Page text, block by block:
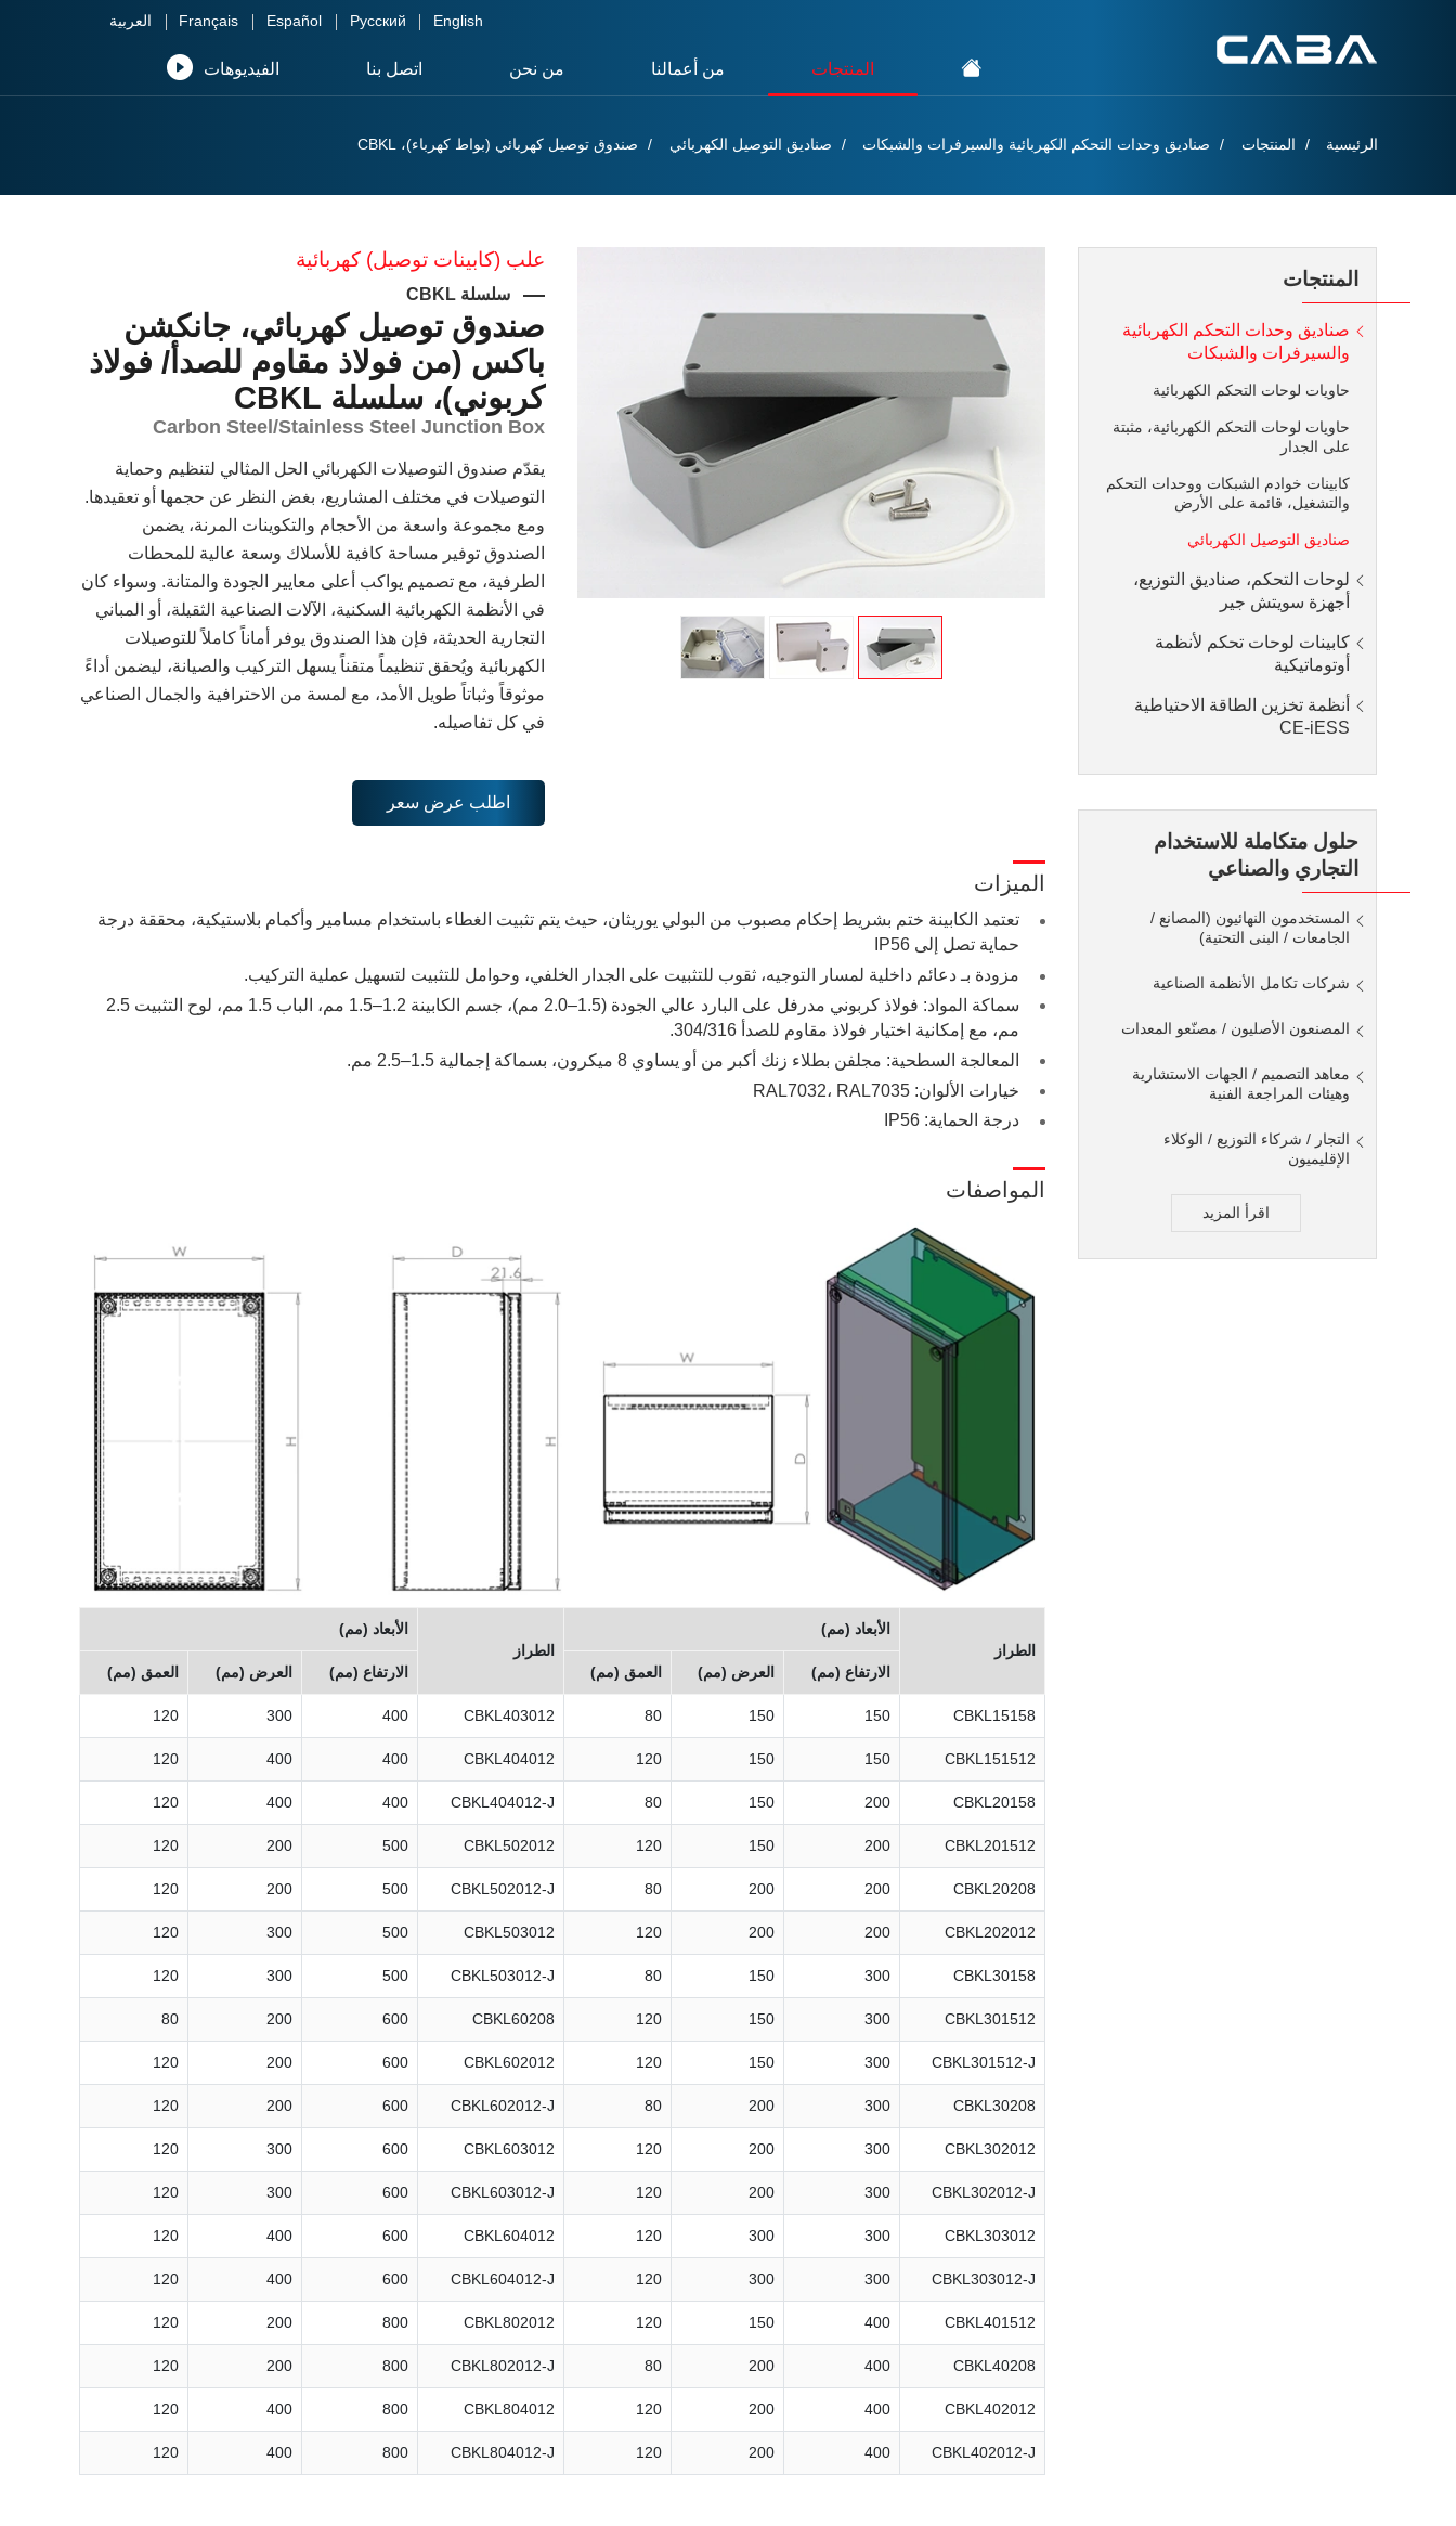
English
Русский
Español
Français العربية
المنتجات من أعمالنا من نحن اتصل بنا الفيديوهات
الرئيسية المنتجات صناديق وحدات التحكم الكهربائية والسيرفرات والشبكات صناديق التوصيل الكهربائي صندوق توصيل كهربائي (بواط كهرباء)، CBKL
علب (كابينات توصيل) كهربائية
سلسلة CBKL
صندوق توصيل كهربائي، جانكشن
باكس (من فولاذ مقاوم للصدأ/ فولاذ
كربوني)، سلسلة CBKL
Carbon Steel/Stainless Steel Junction Box
يقدّم صندوق التوصيلات الكهربائي الحل المثالي لتنظيم وحماية
التوصيلات في مختلف المشاريع، بغض النظر عن حجمها أو تعقيدها.
ومع مجموعة واسعة من الأحجام والتكوينات المرنة، يضمن
الصندوق توفير مساحة كافية للأسلاك وسعة عالية للمحطات
الطرفية، مع تصميم يواكب أعلى معايير الجودة والمتانة. وسواء كان
في الأنظمة الكهربائية السكنية، الآلات الصناعية الثقيلة، أو المباني
التجارية الحديثة، فإن هذا الصندوق يوفر أماناً كاملاً للتوصيلات
الكهربائية ويُحقق تنظيماً متقناً يسهل التركيب والصيانة، ليضمن أداءً
موثوقاً وثباتاً طويل الأمد، مع لمسة من الاحترافية والجمال الصناعي
في كل تفاصيله.
اطلب عرض سعر
الميزات
تعتمد الكابينة ختم بشريط إحكام مصبوب من البولي يوريثان، حيث يتم تثبيت الغطاء باستخدام مسامير وأكمام بلاستيكية، محققة درجة
حماية تصل إلى IP56
مزودة بـ دعائم داخلية لمسار التوجيه، ثقوب للتثبيت على الجدار الخلفي، وحوامل للتثبيت لتسهيل عملية التركيب.
سماكة المواد: فولاذ كربوني مدرفل على البارد عالي الجودة (1.5–2.0 مم)، جسم الكابينة 1.2–1.5 مم، الباب 1.5 مم، لوح التثبيت 2.5
مم، مع إمكانية اختيار فولاذ مقاوم للصدأ 304/316.
المعالجة السطحية: مجلفن بطلاء زنك أكبر من أو يساوي 8 ميكرون، بسماكة إجمالية 1.5–2.5 مم.
خيارات الألوان: RAL7032، RAL7035
درجة الحماية: IP56
المواصفات
الطراز
الأبعاد (مم)
الطراز
الأبعاد (مم)
الارتفاع (مم) العرض (مم) العمق (مم) الارتفاع (مم) العرض (مم) العمق (مم)
CBKL15158
150
150
80
CBKL403012
400
300
120
CBKL151512
150
150
120
CBKL404012
400
400
120
CBKL20158
200
150
80
CBKL404012-J
400
400
120
CBKL201512
200
150
120
CBKL502012
500
200
120
CBKL20208
200
200
80
CBKL502012-J
500
200
120
CBKL202012
200
200
120
CBKL503012
500
300
120
CBKL30158
300
150
80
CBKL503012-J
500
300
120
CBKL301512
300
150
120
CBKL60208
600
200
80
CBKL301512-J
300
150
120
CBKL602012
600
200
120
CBKL30208
300
200
80
CBKL602012-J
600
200
120
CBKL302012
300
200
120
CBKL603012
600
300
120
CBKL302012-J
300
200
120
CBKL603012-J
600
300
120
CBKL303012
300
300
120
CBKL604012
600
400
120
CBKL303012-J
300
300
120
CBKL604012-J
600
400
120
CBKL401512
400
150
120
CBKL802012
800
200
120
CBKL40208
400
200
80
CBKL802012-J
800
200
120
CBKL402012
400
200
120
CBKL804012
800
400
120
CBKL402012-J
400
200
120
CBKL804012-J
800
400
120
المنتجات
صناديق وحدات التحكم الكهربائية
والسيرفرات والشبكات
حاويات لوحات التحكم الكهربائية
حاويات لوحات التحكم الكهربائية، مثبتة
على الجدار
كابينات خوادم الشبكات ووحدات التحكم
والتشغيل، قائمة على الأرض
صناديق التوصيل الكهربائي
لوحات التحكم، صناديق التوزيع،
أجهزة سويتش جير
كابينات لوحات تحكم لأنظمة
أوتوماتيكية
أنظمة تخزين الطاقة الاحتياطية
CE-iESS
حلول متكاملة للاستخدام
التجاري والصناعي
المستخدمون النهائيون (المصانع /
الجامعات / البنى التحتية)
شركات تكامل الأنظمة الصناعية
المصنعون الأصليون / مصنّعو المعدات
معاهد التصميم / الجهات الاستشارية
وهيئات المراجعة الفنية
التجار / شركاء التوزيع / الوكلاء
الإقليميون
اقرأ المزيد